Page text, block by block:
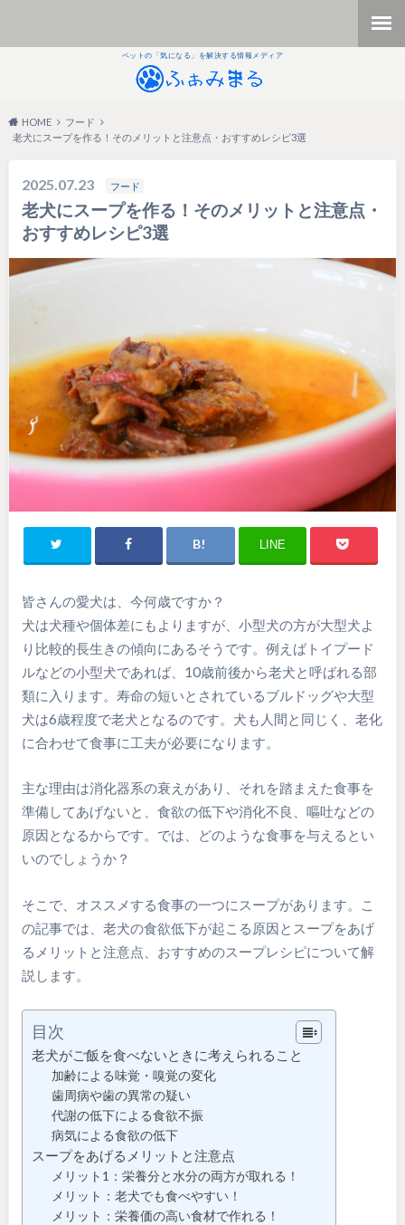
ペットの「気になる」を解決する情報メディア
HOME
フード
老犬にスープを作る！そのメリットと注意点・おすすめレシピ3選
2025.07.23 フード
老犬にスープを作る！そのメリットと注意点・
おすすめレシピ3選
LINE
皆さんの愛犬は、今何歳ですか？
犬は犬種や個体差にもよりますが、小型犬の方が大型犬よ
り比較的長生きの傾向にあるそうです。例えばトイプード
ルなどの小型犬であれば、10歳前後から老犬と呼ばれる部
類に入ります。寿命の短いとされているブルドッグや大型
犬は6歳程度で老犬となるのです。犬も人間と同じく、老化
に合わせて食事に工夫が必要になります。
主な理由は消化器系の衰えがあり、それを踏まえた食事を
準備してあげないと、食欲の低下や消化不良、嘔吐などの
原因となるからです。では、どのような食事を与えるとい
いのでしょうか？
そこで、オススメする食事の一つにスープがあります。こ
の記事では、老犬の食欲低下が起こる原因とスープをあげ
るメリットと注意点、おすすめのスープレシピについて解
説します。
目次
老犬がご飯を食べないときに考えられること
加齢による味覚・嗅覚の変化
歯周病や歯の異常の疑い
代謝の低下による食欲不振
病気による食欲の低下
スープをあげるメリットと注意点
メリット1：栄養分と水分の両方が取れる！
メリット：老犬でも食べやすい！
メリット：栄養価の高い食材で作れる！